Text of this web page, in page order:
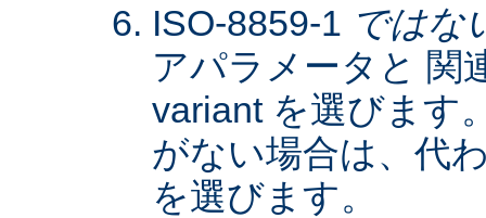
ISO-8859-1 ではな
アパラメータと 関
variant を選びます
がない場合は、代
を選びます。